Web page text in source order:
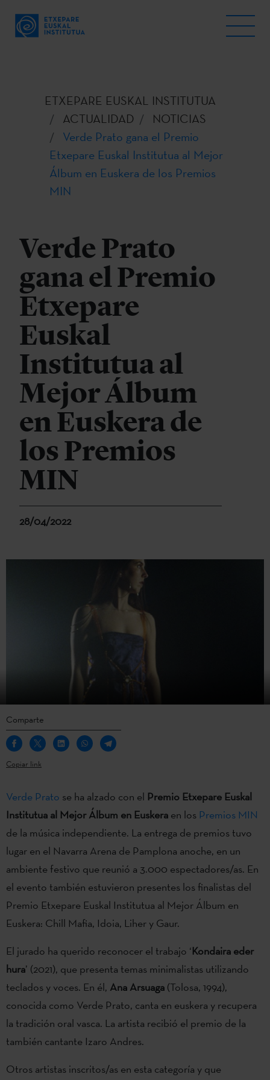
ETXEPARE EUSKAL INSTITUTUA
ACTUALIDAD
NOTICIAS
Verde Prato gana el Premio
Etxepare Euskal Institutua al Mejor
Álbum en Euskera de los Premios
MIN
Verde Prato
gana el Premio
Etxepare
Euskal
Institutua al
Mejor Álbum
en Euskera de
los Premios
MIN
28/04/2022
Comparte
Copiar link
Verde Prato se ha alzado con el Premio Etxepare Euskal
Institutua al Mejor Álbum en Euskera en los Premios MIN
de la música independiente. La entrega de premios tuvo
lugar en el Navarra Arena de Pamplona anoche, en un
ambiente festivo que reunió a 3.000 espectadores/as. En
el evento también estuvieron presentes los finalistas del
Premio Etxepare Euskal Institutua al Mejor Álbum en
Euskera: Chill Mafia, Idoia, Liher y Gaur.
El jurado ha querido reconocer el trabajo ‘Kondaira eder
hura’ (2021), que presenta temas minimalistas utilizando
teclados y voces. En él, Ana Arsuaga (Tolosa, 1994),
conocida como Verde Prato, canta en euskera y recupera
la tradición oral vasca. La artista recibió el premio de la
también cantante Izaro Andres.
Otros artistas inscritos/as en esta categoría y que